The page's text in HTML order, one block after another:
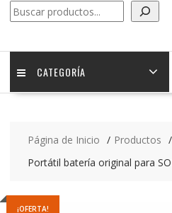
CATEGORÍA
Página de Inicio
Productos
Portátil batería original para
¡OFERTA!